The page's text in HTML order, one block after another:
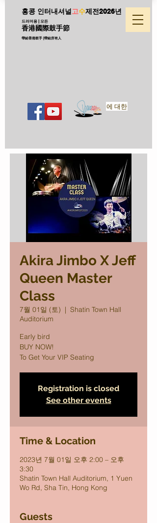
홍콩 인터내셔널 고수제전2026년
드러머용 | 모든
香港國際鼓手節
帶給香港鼓手 |帶給所有人
에 대한
Akira Jimbo X Jeff
Queen Master
Class
7월 01일 (토)
  |
Shatin Town Hall
Auditorium
Early bird
BUY NOW!
To Get Your VIP Seating
Registration is closed
See other events
Time & Location
2023년 7월 01일 오후 2:00 – 오후
3:30
Shatin Town Hall Auditorium, 1 Yuen
Wo Rd, Sha Tin, Hong Kong
Guests